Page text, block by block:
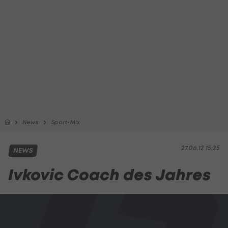
News Sport-Mix
27.06.12 15:25
NEWS
Ivkovic Coach des Jahres